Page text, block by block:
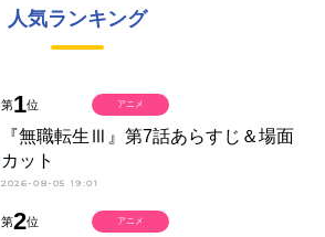
人気ランキング
第1位
『無職転生Ⅲ』第7話あらすじ＆場面
カット
2026-08-05 19:01
アニメ
第2位 アニメ